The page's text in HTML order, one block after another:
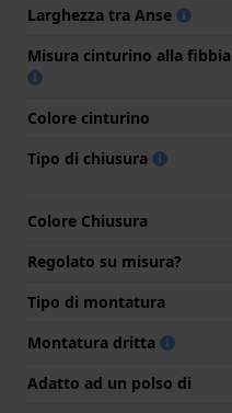
Larghezza tra Anse
Misura cinturino alla fibbia
Colore cinturino
Tipo di chiusura
Colore Chiusura
Regolato su misura?
Tipo di montatura
Montatura dritta
Adatto ad un polso di